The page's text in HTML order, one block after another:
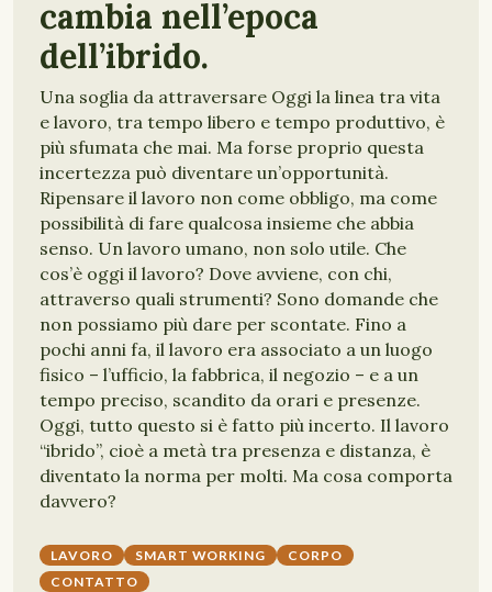
cambia nell’epoca
dell’ibrido.
Una soglia da attraversare Oggi la linea tra vita
e lavoro, tra tempo libero e tempo produttivo, è
più sfumata che mai. Ma forse proprio questa
incertezza può diventare un’opportunità.
Ripensare il lavoro non come obbligo, ma come
possibilità di fare qualcosa insieme che abbia
senso. Un lavoro umano, non solo utile. Che
cos’è oggi il lavoro? Dove avviene, con chi,
attraverso quali strumenti? Sono domande che
non possiamo più dare per scontate. Fino a
pochi anni fa, il lavoro era associato a un luogo
fisico – l’ufficio, la fabbrica, il negozio – e a un
tempo preciso, scandito da orari e presenze.
Oggi, tutto questo si è fatto più incerto. Il lavoro
“ibrido”, cioè a metà tra presenza e distanza, è
diventato la norma per molti. Ma cosa comporta
davvero?
LAVORO SMART WORKING
CORPO
CONTATTO